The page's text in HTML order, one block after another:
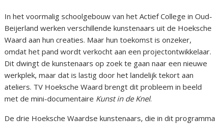
In het voormalig schoolgebouw van het Actief College in Oud-
Beijerland werken verschillende kunstenaars uit de Hoeksche
Waard aan hun creaties. Maar hun toekomst is onzeker,
omdat het pand wordt verkocht aan een projectontwikkelaar.
Dit dwingt de kunstenaars op zoek te gaan naar een nieuwe
werkplek, maar dat is lastig door het landelijk tekort aan
ateliers. TV Hoeksche Waard brengt dit probleem in beeld
met de mini-documentaire Kunst in de Knel.
De drie Hoeksche Waardse kunstenaars, die in dit programma